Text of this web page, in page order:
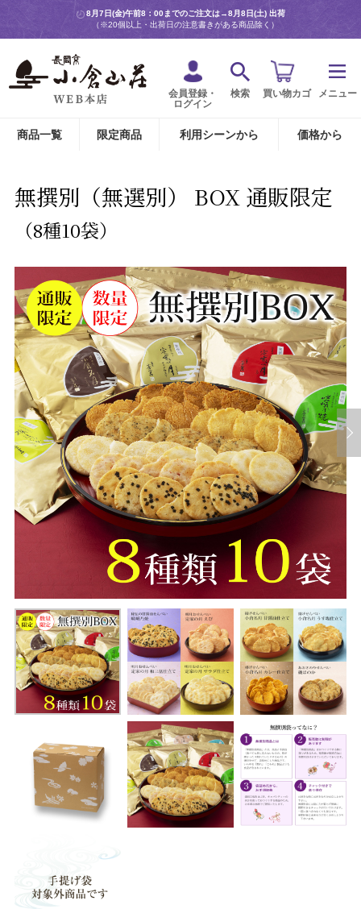
8月7日(金)午前8：00までのご注文は→8月8日(土) 出荷
（※20個以上・出荷日の注意書きがある商品除く）
会員登録・
ログイン
検索 買い物カゴ メニュー
商品一覧 限定商品 利用シーンから 価格から
無撰別（無選別） BOX 通販限定
（8種10袋）